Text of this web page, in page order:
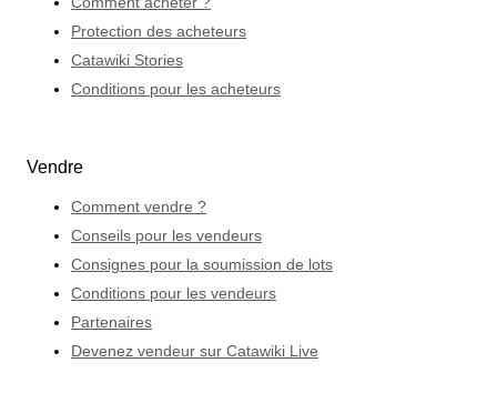
Protection des acheteurs
Catawiki Stories
Conditions pour les acheteurs
Vendre
Comment vendre ?
Conseils pour les vendeurs
Consignes pour la soumission de lots
Conditions pour les vendeurs
Partenaires
Devenez vendeur sur Catawiki Live